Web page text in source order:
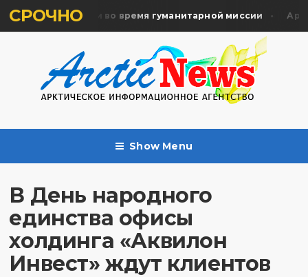
СРОЧНО
жертв почтили во время гуманитарной миссии
Show Menu
В День народного
единства офисы
холдинга «Аквилон
Инвест» ждут клиентов